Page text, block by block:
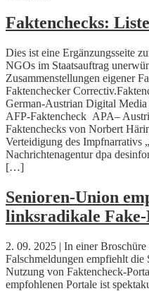
Faktenchecks:
Dies ist eine Ergänzungsseite
NGOs im Staatsauftrag
Zusammenstellungen eigener
Faktenchecker
German-Austrian Digital
AFP-Faktencheck APA–
Faktenchecks von Norbert
Verteidigung des Impfnarrativs
Nachrichtenagentur dpa
[…]
Senioren-Union
linksradikale
2. 09. 2025 | In einer
Falschmeldungen empfiehlt
Nutzung von Faktencheck-
empfohlenen Portale ist